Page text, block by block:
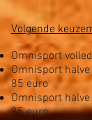
Volgende
Omnisport
Omnisport
85 euro
Omnisport
85euro